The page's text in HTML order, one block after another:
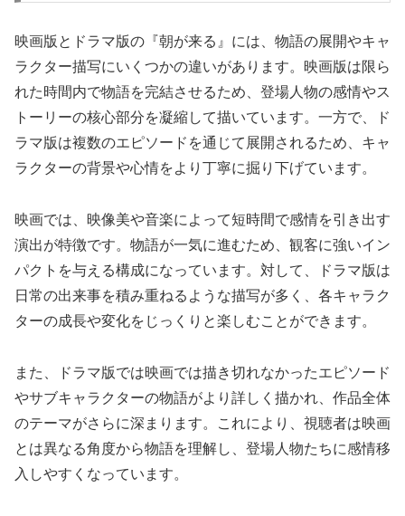
映画版とドラマ版の『朝が来る』には、物語の展開やキャ
ラクター描写にいくつかの違いがあります。映画版は限ら
れた時間内で物語を完結させるため、登場人物の感情やス
トーリーの核心部分を凝縮して描いています。一方で、ド
ラマ版は複数のエピソードを通じて展開されるため、キャ
ラクターの背景や心情をより丁寧に掘り下げています。
映画では、映像美や音楽によって短時間で感情を引き出す
演出が特徴です。物語が一気に進むため、観客に強いイン
パクトを与える構成になっています。対して、ドラマ版は
日常の出来事を積み重ねるような描写が多く、各キャラク
ターの成長や変化をじっくりと楽しむことができます。
また、ドラマ版では映画では描き切れなかったエピソード
やサブキャラクターの物語がより詳しく描かれ、作品全体
のテーマがさらに深まります。これにより、視聴者は映画
とは異なる角度から物語を理解し、登場人物たちに感情移
入しやすくなっています。